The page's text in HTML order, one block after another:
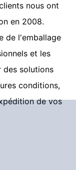
nous ont
en 2008.
de l'emballage
et les
des solutions
conditions,
de vos